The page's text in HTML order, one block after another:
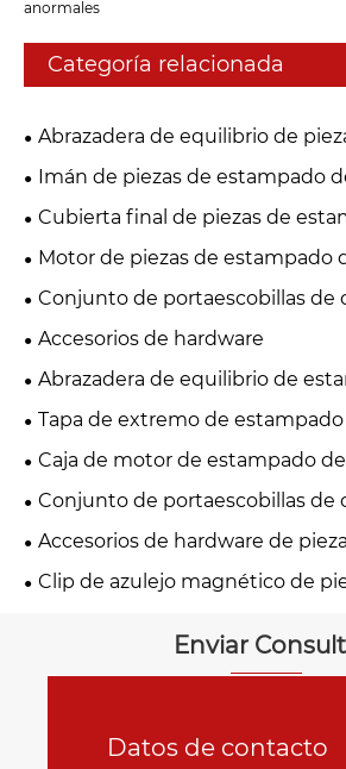
anormales
Categoría relacionada
Abrazadera de equilibrio de
de metal
Imán de piezas de estampado
Cubierta final de piezas de
Motor de piezas de estampado
Conjunto de portaescobillas de
de estampado de metal
Accesorios de hardware
Abrazadera de equilibrio de
Tapa de extremo de estampado
Caja de motor de estampado
Conjunto de portaescobillas de
estampado de metal
Accesorios de hardware de
Clip de azulejo magnético de
Enviar
Datos de contacto